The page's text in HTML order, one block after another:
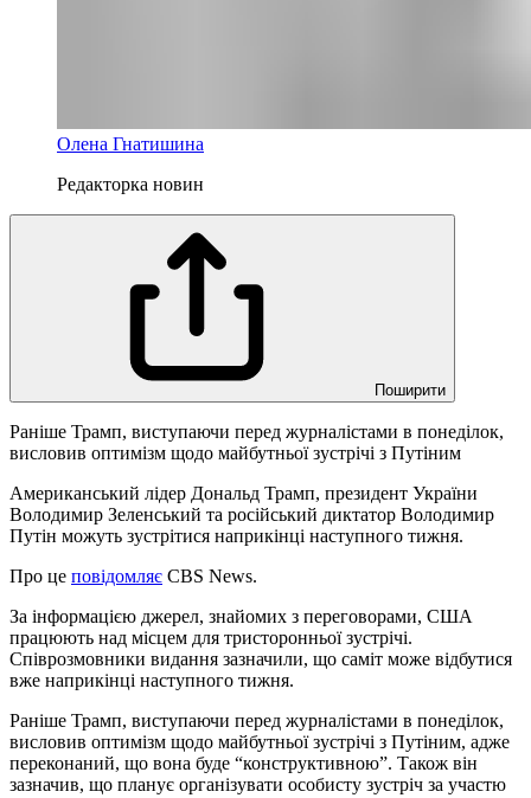
Олена Гнатишина
Редакторка новин
Поширити
Раніше Трамп, виступаючи перед журналістами в понеділок,
висловив оптимізм щодо майбутньої зустрічі з Путіним
Американський лідер Дональд Трамп, президент України
Володимир Зеленський та російський диктатор Володимир
Путін можуть зустрітися наприкінці наступного тижня.
Про це повідомляє CBS News.
За інформацією джерел, знайомих з переговорами, США
працюють над місцем для тристоронньої зустрічі.
Співрозмовники видання зазначили, що саміт може відбутися
вже наприкінці наступного тижня.
Раніше Трамп, виступаючи перед журналістами в понеділок,
висловив оптимізм щодо майбутньої зустрічі з Путіним, адже
переконаний, що вона буде “конструктивною”. Також він
зазначив, що планує організувати особисту зустріч за участю